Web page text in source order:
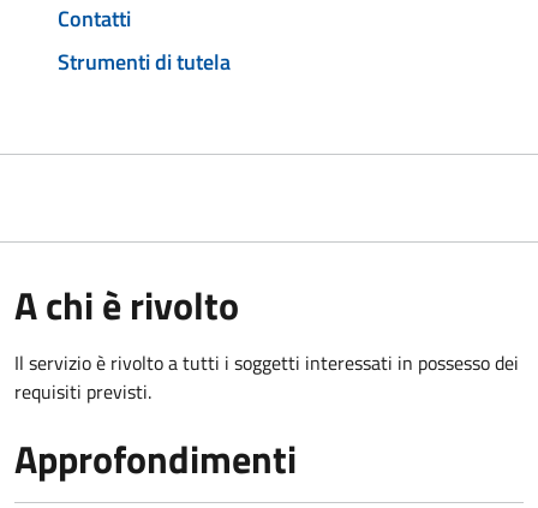
Contatti
Strumenti di tutela
A chi è rivolto
Il servizio è rivolto a tutti i soggetti interessati in possesso dei
requisiti previsti.
Approfondimenti